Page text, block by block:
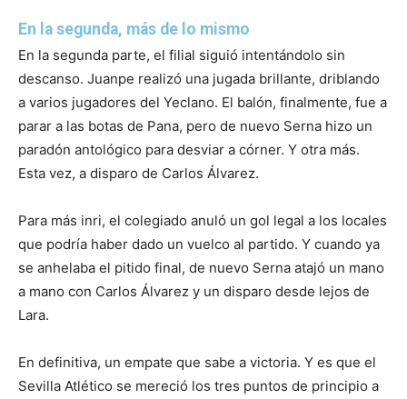
En la segunda, más de lo mismo
En la segunda parte, el filial siguió intentándolo sin
descanso. Juanpe realizó una jugada brillante, driblando
a varios jugadores del Yeclano. El balón, finalmente, fue a
parar a las botas de Pana, pero de nuevo Serna hizo un
paradón antológico para desviar a córner. Y otra más.
Esta vez, a disparo de Carlos Álvarez.
Para más inri, el colegiado anuló un gol legal a los locales
que podría haber dado un vuelco al partido. Y cuando ya
se anhelaba el pitido final, de nuevo Serna atajó un mano
a mano con Carlos Álvarez y un disparo desde lejos de
Lara.
En definitiva, un empate que sabe a victoria. Y es que el
Sevilla Atlético se mereció los tres puntos de principio a